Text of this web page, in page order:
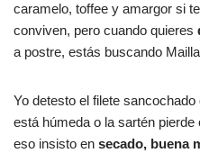
caramelo, toffee y amargor si
conviven, pero cuando quieres
a postre, estás buscando
Yo detesto el filete
está húmeda o la sartén pierde
eso insisto en secado, buena